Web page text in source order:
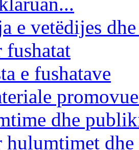
e vetëdijes
fushatat
e fushatave
dhe
hulumtimet